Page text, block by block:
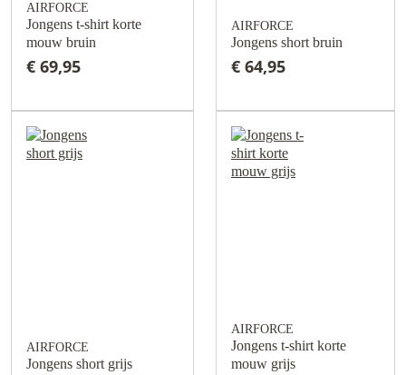
AIRFORCE
Jongens t-shirt korte
mouw bruin
€ 69,95
AIRFORCE
Jongens short bruin
€ 64,95
AIRFORCE
Jongens short grijs
AIRFORCE
Jongens t-shirt korte
mouw grijs